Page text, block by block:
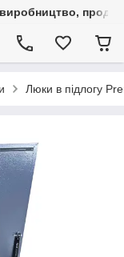
продаж
Люки в підлогу